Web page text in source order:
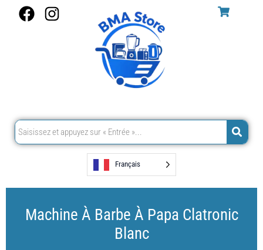
F
k
I
a
m
Français
Machine À Barbe À Papa Clatronic
Blanc